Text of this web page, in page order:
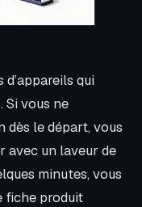
qui
Si vous ne
dès le départ, vous
avec un laveur de
minutes, vous
fiche produit